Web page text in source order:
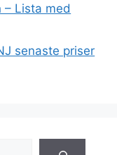
– Lista med
senaste priser